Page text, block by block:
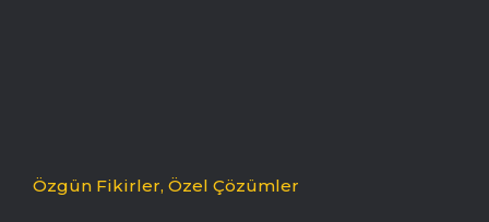
Özgün Fikirler, Özel Çözümler